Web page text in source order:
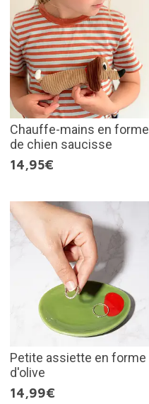
Chauffe-mains en forme
de chien saucisse
14,95€
Petite assiette en forme
d'olive
14,99€